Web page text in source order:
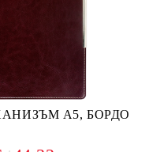
А5, БОРДО